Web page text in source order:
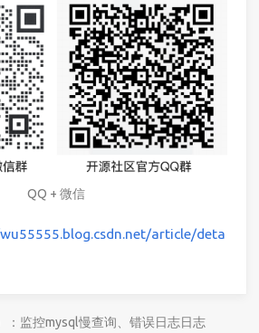
QQ + 微信
article/deta
：监控mysql慢查询、错误日志日志